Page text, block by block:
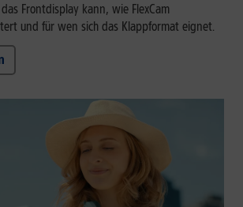
Frontdisplay kann, wie FlexCam
und für wen sich das Klappformat eignet.